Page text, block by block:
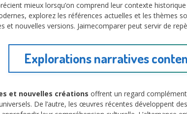
mieux lorsqu’on comprend leur contexte historique
explorez les références actuelles et les thèmes
et nouvelles versions. Jaimecomparer peut servir de
Explorations narratives
et nouvelles créations offrent un regard
De l’autre, les œuvres récentes développent